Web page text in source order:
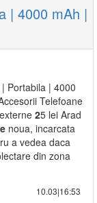
| 4000 mAh |
| Portabila | 4000
Telefoane
25 lei Arad
noua, incarcata
a vedea daca
din zona
10.03|16:53